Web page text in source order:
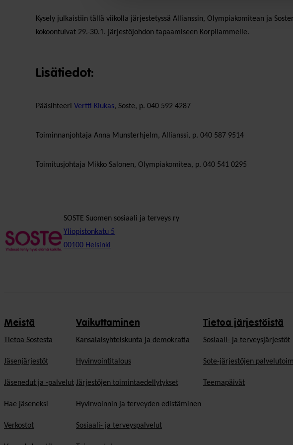
Kysely julkaistiin tällä viikolla järjestetyssä Allianssin, Olympiakomitean ja
kokoontuivat 29.-30.1. järjestöjohdon tapaamiseen Korpilammelle.
Lisätiedot:
Pääsihteeri Vertti Kiukas, Soste, p. 040 592 4287
Toiminnanjohtaja Anna Munsterhjelm, Allianssi, p. 040 587 9514
Toimitusjohtaja Mikko Salonen, Olympiakomitea, p. 040 541 0295
SOSTE Suomen sosiaali ja terveys ry
Yliopistonkatu 5
00100 Helsinki
Meistä
Tietoa Sostesta
Jäsenjärjestöt
Jäsenedut ja -palvelut
Hae jäseneksi
Verkostot
Vaikuttaminen
Kansalaisyhteiskunta ja demokratia
Hyvinvointitalous
Järjestöjen toimintaedellytykset
Hyvinvoinnin ja terveyden edistäminen
Sosiaali- ja terveyspalvelut
Tietoa järjestöistä
Sosiaali- ja terveysjärjestöt
Sote-järjestöjen
Teemapäivät